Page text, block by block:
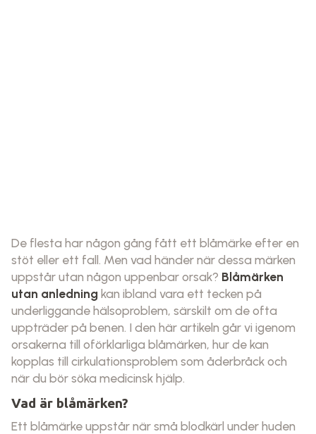
De flesta har någon gång fått ett blåmärke efter en
stöt eller ett fall. Men vad händer när dessa märken
uppstår utan någon uppenbar orsak? Blåmärken
utan anledningkan ibland vara ett tecken på
underliggande hälsoproblem, särskilt om de ofta
uppträder på benen. I den här artikeln går vi igenom
orsakerna till oförklarliga blåmärken, hur de kan
kopplas till cirkulationsproblem som åderbråck och
när du bör söka medicinsk hjälp.
Vad är blåmärken?
Ett blåmärke uppstår när små blodkärl under huden